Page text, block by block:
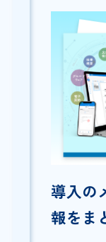
導入の
報をま